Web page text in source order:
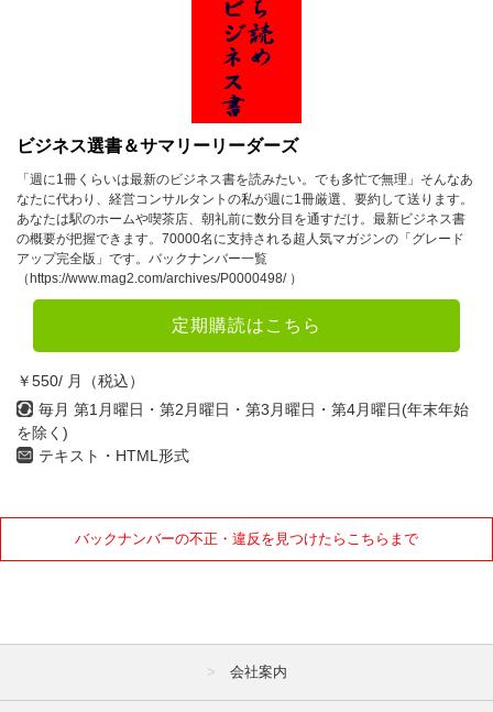
ビジネス選書＆サマリーリーダーズ
「週に1冊くらいは最新のビジネス書を読みたい。でも多忙で無理」そんなあ
なたに代わり、経営コンサルタントの私が週に1冊厳選、要約して送ります。
あなたは駅のホームや喫茶店、朝礼前に数分目を通すだけ。最新ビジネス書
の概要が把握できます。70000名に支持される超人気マガジンの「グレード
アップ完全版」です。バックナンバー一覧
（https://www.mag2.com/archives/P0000498/ ）
定期購読はこちら
￥550/ 月（税込）
毎月 第1月曜日・第2月曜日・第3月曜日・第4月曜日(年末年始
を除く)
テキスト・HTML形式
バックナンバーの不正・違反を見つけたらこちらまで
会社案内